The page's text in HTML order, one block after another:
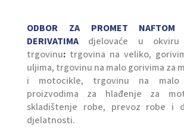
ODBOR ZA PROMET
DERIVATIMAdjelovaće u okviru
trgovinu:trgovina na veliko,
uljima, trgovinu na malo gorivima za
i motocikle, trgovinu na malo
proizvodima za hlađenje za
skladištenje robe, prevoz robe i
djelatnosti.